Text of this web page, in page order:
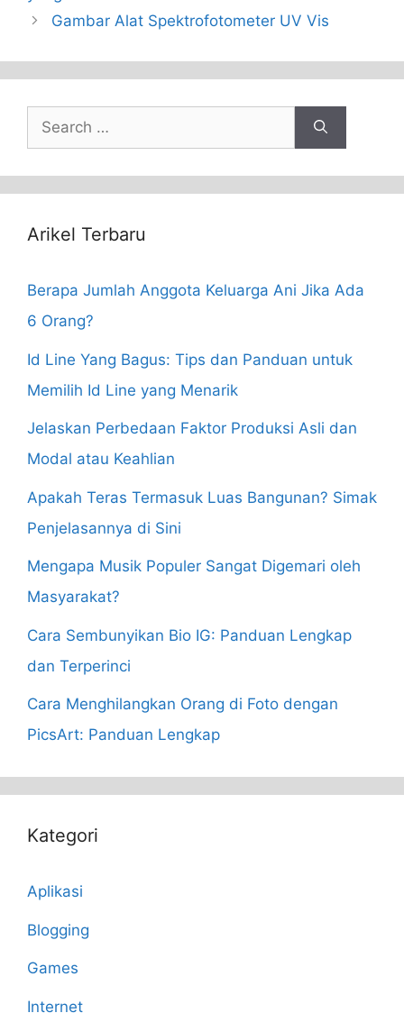
Gambar Alat Spektrofotometer UV Vis
Search
for:
Arikel Terbaru
Berapa Jumlah Anggota Keluarga Ani Jika Ada
6 Orang?
Id Line Yang Bagus: Tips dan Panduan untuk
Memilih Id Line yang Menarik
Jelaskan Perbedaan Faktor Produksi Asli dan
Modal atau Keahlian
Apakah Teras Termasuk Luas Bangunan? Simak
Penjelasannya di Sini
Mengapa Musik Populer Sangat Digemari oleh
Masyarakat?
Cara Sembunyikan Bio IG: Panduan Lengkap
dan Terperinci
Cara Menghilangkan Orang di Foto dengan
PicsArt: Panduan Lengkap
Kategori
Aplikasi
Blogging
Games
Internet